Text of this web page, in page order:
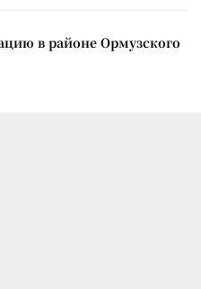
в районе Ормузского